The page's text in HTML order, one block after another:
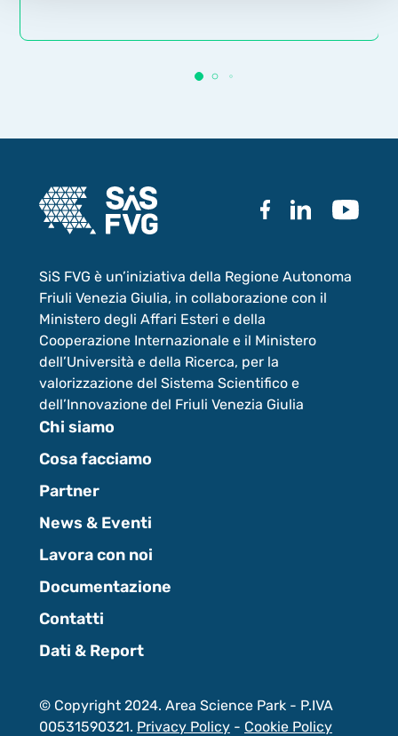
SiS FVG è un’iniziativa della Regione Autonoma
Friuli Venezia Giulia, in collaborazione con il
Ministero degli Affari Esteri e della
Cooperazione Internazionale e il Ministero
dell’Università e della Ricerca, per la
valorizzazione del Sistema Scientifico e
dell’Innovazione del Friuli Venezia Giulia
Chi siamo
Cosa facciamo
Partner
News & Eventi
Lavora con noi
Documentazione
Contatti
Dati & Report
© Copyright 2024. Area Science Park - P.IVA
00531590321. Privacy Policy- Cookie Policy